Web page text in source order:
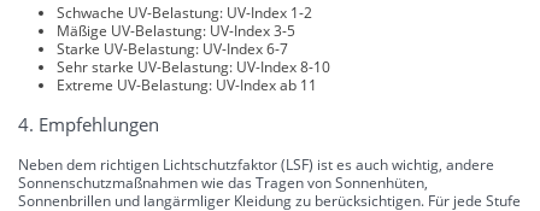
Schwache UV-Belastung: UV-Index 1-2
Mäßige UV-Belastung: UV-Index 3-5
Starke UV-Belastung: UV-Index 6-7
Sehr starke UV-Belastung: UV-Index 8-10
Extreme UV-Belastung: UV-Index ab 11
4. Empfehlungen
Neben dem richtigen Lichtschutzfaktor (LSF) ist es auch wichtig, andere
Sonnenschutzmaßnahmen wie das Tragen von Sonnenhüten,
Sonnenbrillen und langärmliger Kleidung zu berücksichtigen. Für jede Stufe